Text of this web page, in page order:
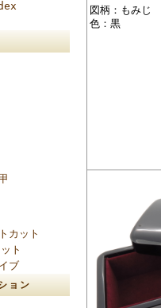
カット
ト
ブ
ョン
図柄：もみじ
色：黒